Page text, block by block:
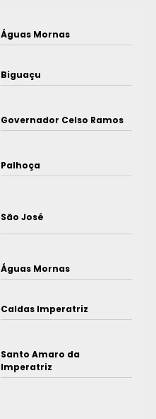
Águas Mornas
Biguaçu
Governador Celso Ramos
Palhoça
São José
Águas Mornas
Caldas Imperatriz
Santo Amaro da
Imperatriz